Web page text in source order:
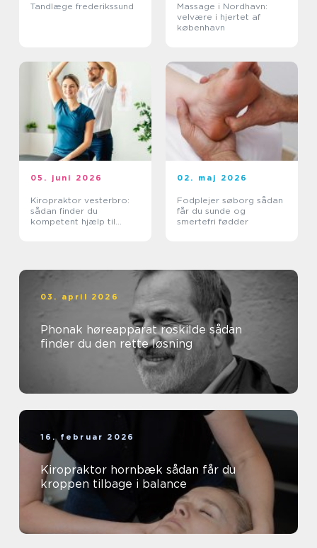
Tandlæge frederikssund
Massage i Nordhavn:
velvære i hjertet af
københavn
05. juni 2026
Kiropraktor vesterbro:
sådan finder du
kompetent hjælp til
02. maj 2026
Fodplejer søborg sådan
får du sunde og
smertefri fødder
03. april 2026
Phonak høreapparat roskilde sådan
finder du den rette løsning
16. februar 2026
Kiropraktor hornbæk sådan får du
kroppen tilbage i balance